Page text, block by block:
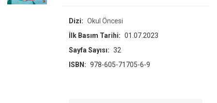
Dizi: Okul Öncesi
İlk Basım Tarihi: 01.07.2023
Sayfa Sayısı: 32
ISBN: 978-605-71705-6-9